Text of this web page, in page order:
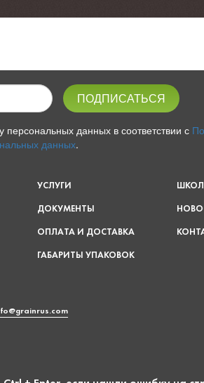
персональных данных в соответствии с
данных.
УСЛУГИ
ДОКУМЕНТЫ
ОПЛАТА И ДОСТАВКА
ГАБАРИТЫ УПАКОВОК